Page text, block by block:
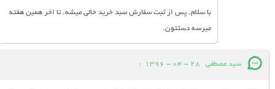
با سلام. پس از ثبت سفارش سبد خرید خالی میشه. تا اخر همین هفته
میرسه دستتون.
سید مصطفی 28 - 04 - 1396
: